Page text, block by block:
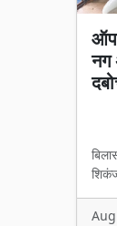
नग